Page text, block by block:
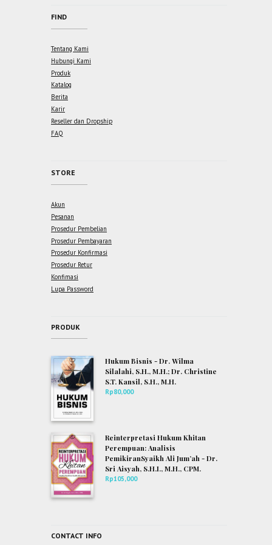
FIND
Tentang Kami
Hubungi Kami
Produk
Katalog
Berita
Karir
Reseller dan Dropship
FAQ
STORE
Akun
Pesanan
Prosedur Pembelian
Prosedur Pembayaran
Prosedur Konfirmasi
Prosedur Retur
Konfimasi
Lupa Password
PRODUK
Hukum Bisnis - Dr. Wilma
Silalahi, S.H., M.H.; Dr. Christine
S.T. Kansil, S.H., M.H.
Rp80,000
Reinterpretasi Hukum Khitan
Perempuan: Analisis
PemikiranSyaikh Ali Jum’ah - Dr.
Sri Aisyah, S.H.I., M.H., CPM.
Rp105,000
CONTACT INFO